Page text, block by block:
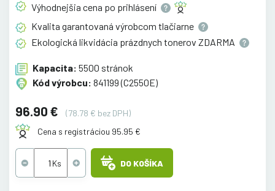
Výhodnejšia cena po prihlásení
Kvalita garantovaná výrobcom tlačiarne
Ekologická likvidácia prázdnych tonerov ZDARMA
Kapacita: 5500 stránok
Kód výrobcu: 841199 (C2550E)
96.90 €
(78.78 € bez DPH)
Cena s registráciou 95.95 €
DO KOŠÍKA